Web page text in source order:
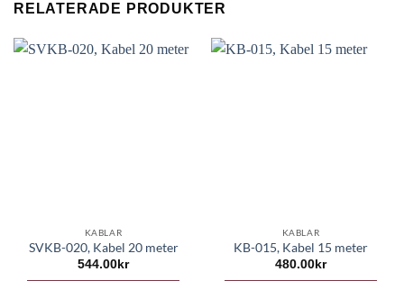
RELATERADE PRODUKTER
KABLAR
SVKB-020, Kabel 20 meter
544.00 kr
KABLAR
KB-015, Kabel 15 meter
480.00 kr